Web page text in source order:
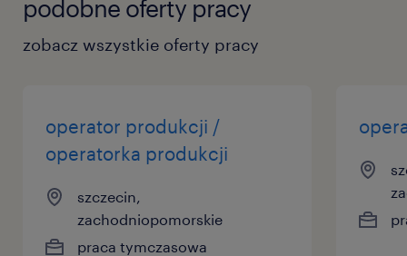
podobne oferty pracy
zobacz wszystkie oferty pracy
operator produkcji /
operatorka produkcji
szczecin,
zachodniopomorskie
praca tymczasowa